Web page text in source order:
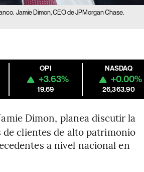
Jamie Dimon, CEO de JPMorgan Chase.
OPI
+3.63%
19.69
NASDAQ
+0.00%
26,363.90
Dimon, planea discutir la
de clientes de alto patrimonio
a nivel nacional en